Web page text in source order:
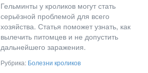
Гельминты у кроликов могут стать
серьёзной проблемой для всего
хозяйства. Статья поможет узнать, как
вылечить питомцев и не допустить
дальнейшего заражения.
Рубрика: Болезни кроликов